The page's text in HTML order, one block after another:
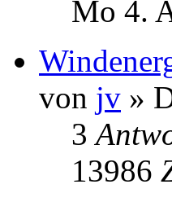
Mo 4.
von jv »
3
13986